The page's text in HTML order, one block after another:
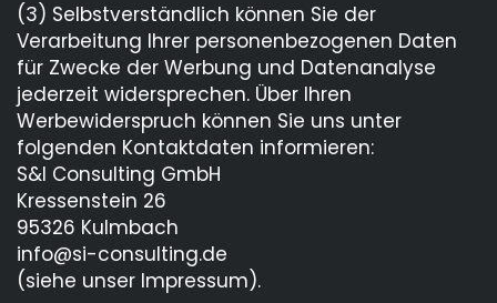
(3) Selbstverständlich können Sie der
Verarbeitung Ihrer personenbezogenen Daten
für Zwecke der Werbung und Datenanalyse
jederzeit widersprechen. Über Ihren
Werbewiderspruch können Sie uns unter
folgenden Kontaktdaten informieren:
S&I Consulting GmbH
Kressenstein 26
95326 Kulmbach
info@si-consulting.de
(siehe unser Impressum).